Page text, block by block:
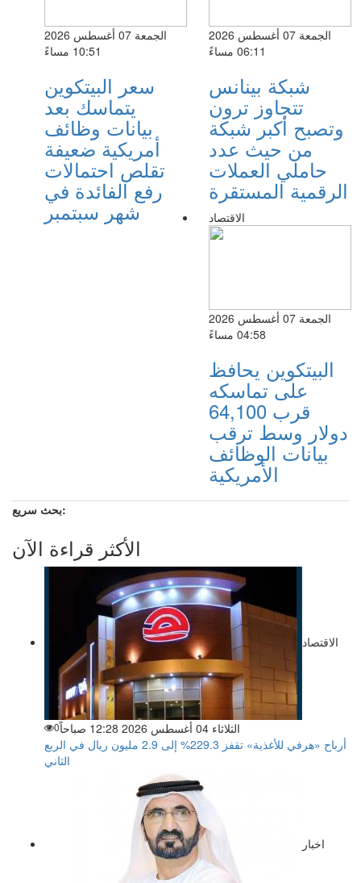
الجمعة 07 أغسطس 2026
10:51 مساءً
سعر البيتكوين
يتماسك بعد
بيانات وظائف
أمريكية ضعيفة
تقلص احتمالات
رفع الفائدة في
شهر سبتمبر
الجمعة 07 أغسطس 2026
06:11 مساءً
شبكة بينانس
تتجاوز ترون
وتصبح أكبر شبكة
من حيث عدد
حاملي العملات
الرقمية المستقرة
الاقتصاد
الجمعة 07 أغسطس 2026
04:58 مساءً
البيتكوين يحافظ
على تماسكه
قرب 64,100
دولار وسط ترقب
بيانات الوظائف
الأمريكية
بحث سريع:
الأكثر قراءة الآن
الاقتصاد
الثلاثاء 04 أغسطس 2026 12:28 صباحاً 0
أرباح «هرفي للأغذية» تقفز 229.3% إلى 2.9 مليون ريال في الربع
الثاني
اخبار